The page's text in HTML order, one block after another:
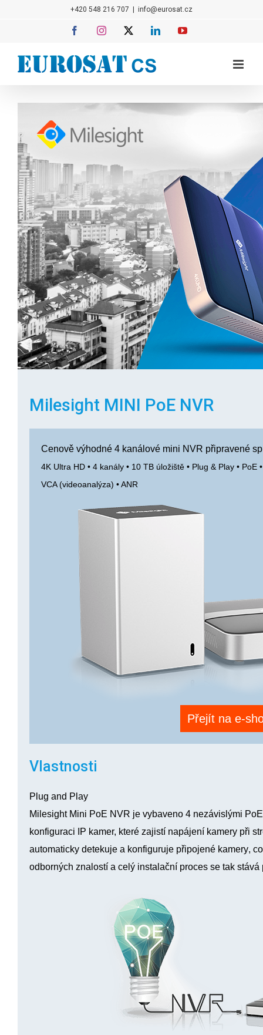
+420 548 216 707 info@eurosat.cz
FacebookInstagram LinkedInYouTube
Milesight MINI PoE NVR
Cenově výhodné 4 kanálové mini NVR připravené
4K Ultra HD • 4 kanály • 10 TB úložiště • Plug & Play • PoE
VCA (videoanalýza) • ANR
Přejít na e-
Vlastnosti
Plug and Play
Milesight Mini PoE NVR je vybaveno 4 nezávislými
konfiguraci IP kamer, které zajistí napájení kamery při
automaticky detekuje a konfiguruje připojené kamery,
odborných znalostí a celý instalační proces se tak